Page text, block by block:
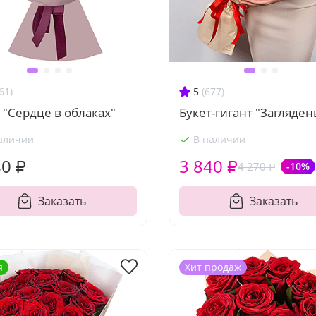
"Сердце в облаках"
₽
Заказать
5 (677)
Букет-гигант
В наличии
4 270 ₽ -10%
3 840 ₽
Заказать
Хит продаж